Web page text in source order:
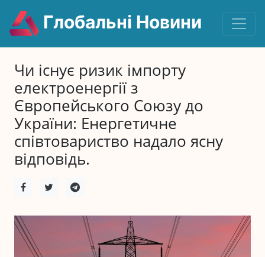
Глобальні Новини
Чи існує ризик імпорту
електроенергії з
Європейського Союзу до
України: Енергетичне
співтовариство надало ясну
відповідь.